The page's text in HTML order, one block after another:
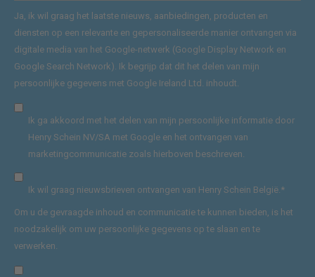
Ja, ik wil graag het laatste nieuws, aanbiedingen, producten en
diensten op een relevante en gepersonaliseerde manier ontvangen via
digitale media van het Google-netwerk (Google Display Network en
Google Search Network). Ik begrijp dat dit het delen van mijn
persoonlijke gegevens met Google Ireland Ltd. inhoudt.
Ik ga akkoord met het delen van mijn persoonlijke informatie door
Henry Schein NV/SA met Google en het ontvangen van
marketingcommunicatie zoals hierboven beschreven.
Ik wil graag nieuwsbrieven ontvangen van Henry Schein België.*
Om u de gevraagde inhoud en communicatie te kunnen bieden, is het
noodzakelijk om uw persoonlijke gegevens op te slaan en te
verwerken.